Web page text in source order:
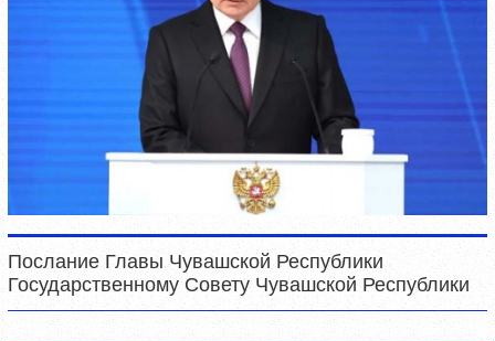
Послание Главы Чувашской Республики
Государственному Совету Чувашской Республики